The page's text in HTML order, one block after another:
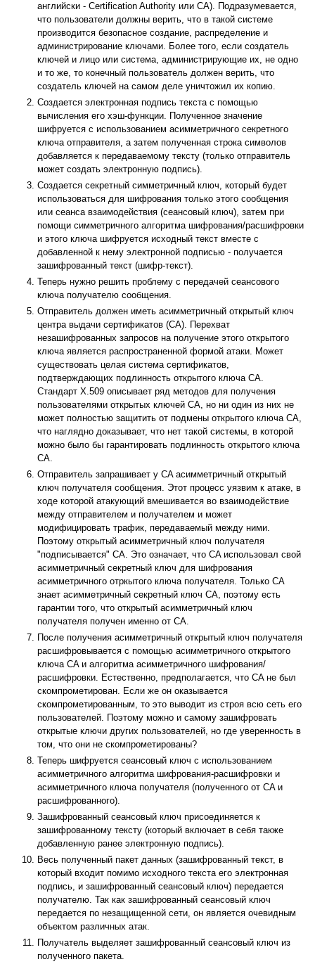
английски - Certification Authority или CA). Подразумевается,
что пользователи должны верить, что в такой системе
производится безопасное создание, распределение и
администрирование ключами. Более того, если создатель
ключей и лицо или система, администрирующие их, не одно
и то же, то конечный пользователь должен верить, что
создатель ключей на самом деле уничтожил их копию.
Создается электронная подпись текста с помощью
вычисления его хэш-функции. Полученное значение
шифруется с использованием асимметричного секретного
ключа отправителя, а затем полученная строка символов
добавляется к передаваемому тексту (только отправитель
может создать электронную подпись).
Создается секретный симметричный ключ, который будет
использоваться для шифрования только этого сообщения
или сеанса взаимодействия (сеансовый ключ), затем при
помощи симметричного алгоритма шифрования/расшифровки
и этого ключа шифруется исходный текст вместе с
добавленной к нему электронной подписью - получается
зашифрованный текст (шифр-текст).
Теперь нужно решить проблему с передачей сеансового
ключа получателю сообщения.
Отправитель должен иметь асимметричный открытый ключ
центра выдачи сертификатов (CA). Перехват
незашифрованных запросов на получение этого открытого
ключа является распространенной формой атаки. Может
существовать целая система сертификатов,
подтверждающих подлинность открытого ключа CA.
Стандарт X.509 описывает ряд методов для получения
пользователями открытых ключей CA, но ни один из них не
может полностью защитить от подмены открытого ключа CA,
что наглядно доказывает, что нет такой системы, в которой
можно было бы гарантировать подлинность открытого ключа
CA.
Отправитель запрашивает у CA асимметричный открытый
ключ получателя сообщения. Этот процесс уязвим к атаке, в
ходе которой атакующий вмешивается во взаимодействие
между отправителем и получателем и может
модифицировать трафик, передаваемый между ними.
Поэтому открытый асимметричный ключ получателя
"подписывается" CA. Это означает, что CA использовал свой
асимметричный секретный ключ для шифрования
асимметричного отркытого ключа получателя. Только CA
знает асимметричный секретный ключ CA, поэтому есть
гарантии того, что открытый асимметричный ключ
получателя получен именно от CA.
После получения асимметричный открытый ключ получателя
расшифровывается с помощью асимметричного открытого
ключа CA и алгоритма асимметричного шифрования/
расшифровки. Естественно, предполагается, что CA не был
скомпрометирован. Если же он оказывается
скомпрометированным, то это выводит из строя всю сеть его
пользователей. Поэтому можно и самому зашифровать
открытые ключи других пользователей, но где уверенность в
том, что они не скомпрометированы?
Теперь шифруется сеансовый ключ с использованием
асимметричного алгоритма шифрования-расшифровки и
асимметричного ключа получателя (полученного от CA и
расшифрованного).
Зашифрованный сеансовый ключ присоединяется к
зашифрованному тексту (который включает в себя также
добавленную ранее электронную подпись).
Весь полученный пакет данных (зашифрованный текст, в
который входит помимо исходного текста его электронная
подпись, и зашифрованный сеансовый ключ) передается
получателю. Так как зашифрованный сеансовый ключ
передается по незащищенной сети, он является очевидным
объектом различных атак.
Получатель выделяет зашифрованный сеансовый ключ из
полученного пакета.